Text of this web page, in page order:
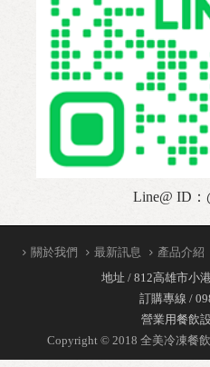
製冰機
電力式廚房設備
行動餐車設計
Line@ ID：
關於我們 最新訊息 產品介紹
地址 / 812高雄市小
訂購專線 /
營業用餐飲
Copyright © 2018 全美冷凍餐